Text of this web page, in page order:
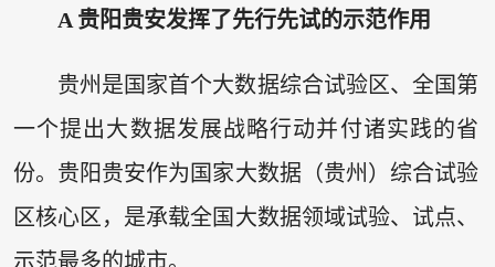
A 贵阳贵安发挥了先行先试的示范作用
贵州是国家首个大数据综合试验区、全国第
一个提出大数据发展战略行动并付诸实践的省
份。贵阳贵安作为国家大数据（贵州）综合试验
区核心区，是承载全国大数据领域试验、试点、
示范最多的城市。